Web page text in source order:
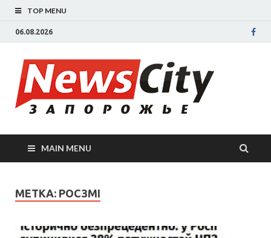
TOP MENU
06.08.2026
MAIN MENU
МЕТКА: РОСЗМІ